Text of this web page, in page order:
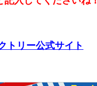
トリー公式サイト